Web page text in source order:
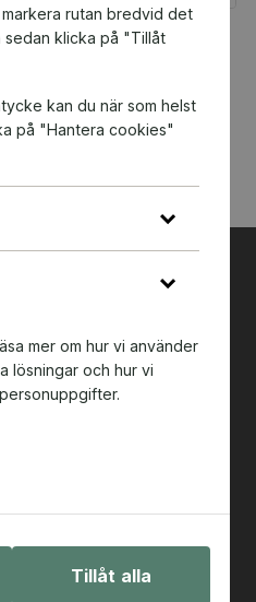
rutan bredvid det
sedan klicka på "Tillåt
kan du när som helst
på "Hantera cookies"
mer om hur vi använder
lösningar och hur vi
Tillåt alla